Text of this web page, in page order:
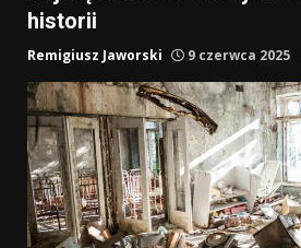
historii
Remigiusz Jaworski 9 czerwca 2025